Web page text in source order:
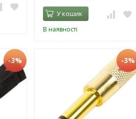
У кошик
В наявності
-3% -3%